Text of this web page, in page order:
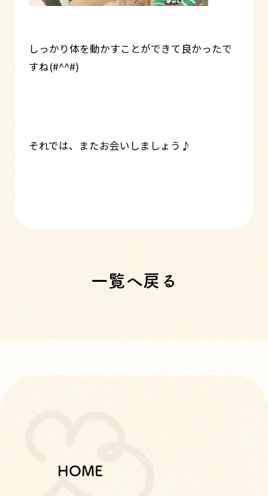
しっかり体を動かすことができて良かったで
すね(#^^#)
それでは、またお会いしましょう♪
一覧へ戻る
HOME